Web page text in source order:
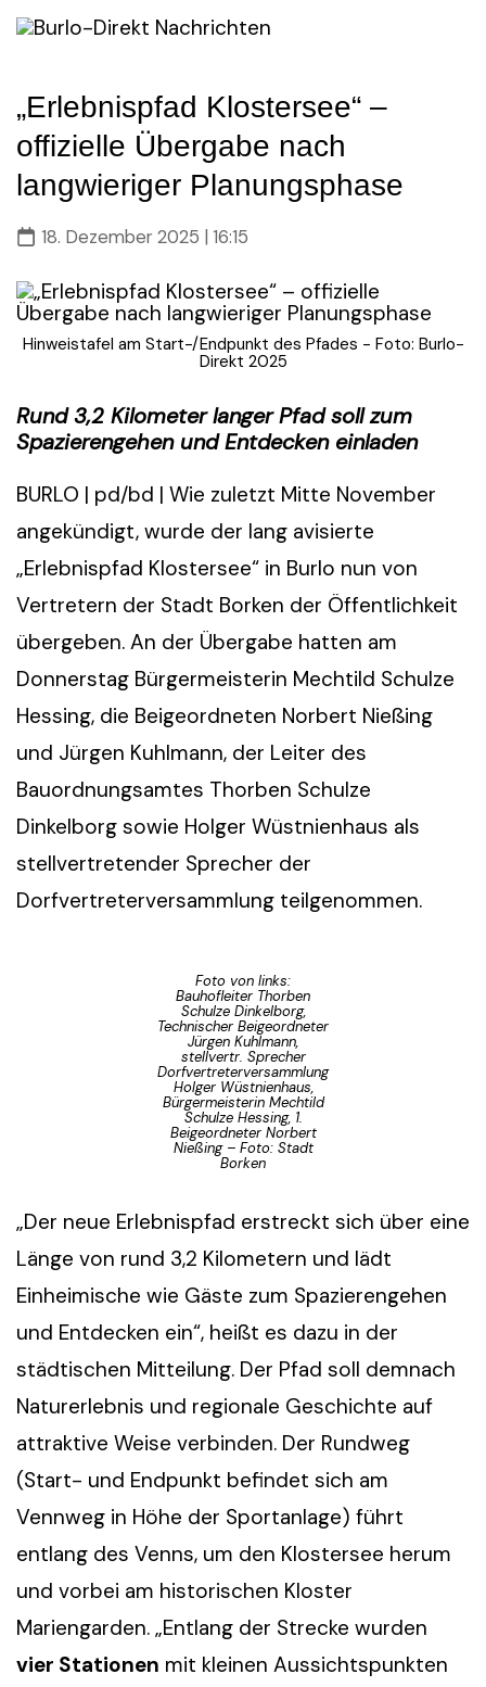
to
„Erlebnispfad Klostersee“ –
offizielle Übergabe nach
langwieriger Planungsphase
18. Dezember 2025 | 16:15
Hinweistafel am Start-/Endpunkt des Pfades - Foto: Burlo-
Direkt 2025
Rund 3,2 Kilometer langer Pfad soll zum
Spazierengehen und Entdecken einladen
BURLO | pd/bd | Wie zuletzt Mitte November
angekündigt, wurde der lang avisierte
„Erlebnispfad Klostersee“ in Burlo nun von
Vertretern der Stadt Borken der Öffentlichkeit
übergeben. An der Übergabe hatten am
Donnerstag Bürgermeisterin Mechtild Schulze
Hessing, die Beigeordneten Norbert Nießing
und Jürgen Kuhlmann, der Leiter des
Bauordnungsamtes Thorben Schulze
Dinkelborg sowie Holger Wüstnienhaus als
stellvertretender Sprecher der
Dorfvertreterversammlung teilgenommen.
Foto von links:
Bauhofleiter Thorben
Schulze Dinkelborg,
Technischer Beigeordneter
Jürgen Kuhlmann,
stellvertr. Sprecher
Dorfvertreterversammlung
Holger Wüstnienhaus,
Bürgermeisterin Mechtild
Schulze Hessing, 1.
Beigeordneter Norbert
Nießing – Foto: Stadt
Borken
„Der neue Erlebnispfad erstreckt sich über eine
Länge von rund 3,2 Kilometern und lädt
Einheimische wie Gäste zum Spazierengehen
und Entdecken ein“, heißt es dazu in der
städtischen Mitteilung. Der Pfad soll demnach
Naturerlebnis und regionale Geschichte auf
attraktive Weise verbinden. Der Rundweg
(Start- und Endpunkt befindet sich am
Vennweg in Höhe der Sportanlage) führt
entlang des Venns, um den Klostersee herum
und vorbei am historischen Kloster
Mariengarden. „Entlang der Strecke wurden
vier Stationen mit kleinen Aussichtspunkten